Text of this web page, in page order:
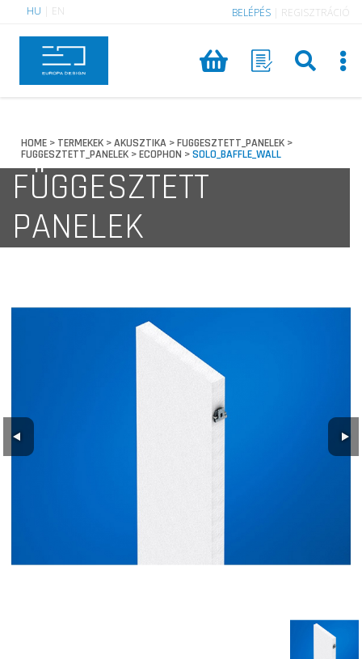
HU EN BELÉPÉS REGISZTRÁCIÓ
HOME > TERMEKEK >AKUSZTIKA >FUGGESZTETT_PANELEK >
FUGGESZTETT_PANELEK >ECOPHON >SOLO_BAFFLE_WALL
FÜGGESZTETT
PANELEK